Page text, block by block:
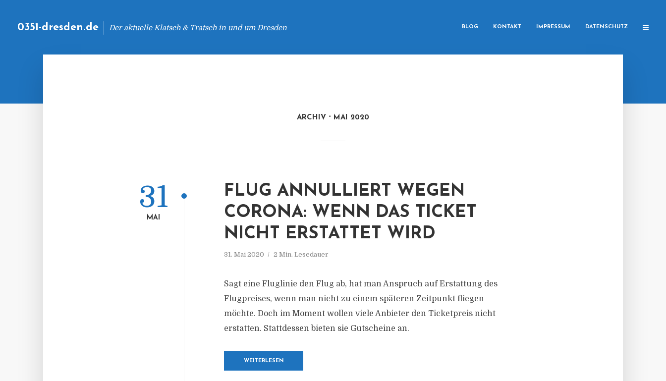
0351-dresden.de Der aktuelle Klatsch & Tratsch in und um Dresden BLOG KONTAKT IMPRESSUM DATENSCHUTZ
ARCHIV MAI 2020
FLUG ANNULLIERT WEGEN
CORONA: WENN DAS TICKET
NICHT ERSTATTET WIRD
31. Mai 2020 2 Min. Lesedauer
31
MAI
Sagt eine Fluglinie den Flug ab, hat man Anspruch auf Erstattung des
Flugpreises, wenn man nicht zu einem späteren Zeitpunkt fliegen
möchte. Doch im Moment wollen viele Anbieter den Ticketpreis nicht
erstatten. Stattdessen bieten sie Gutscheine an.
WEITERLESEN